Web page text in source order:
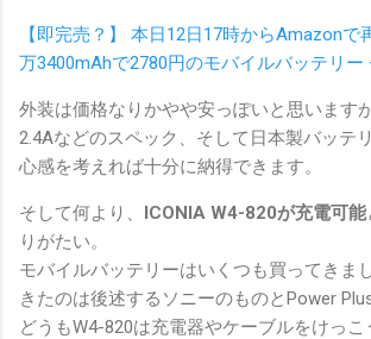
【即完売？】 本日12日17時からAmazonで
万3400mAhで2780円のモバイルバッテリー
外装は価格なりかやや安っぽいと思います
2.4Aなどのスペック、そして日本製バッテ
心感を考えれば十分に納得できます。
そして何より、 ICONIA W4-820が充電可能
りがたい。
モバイルバッテリーはいくつも買ってきま
きたのは後述するソニーのものとPower
どうもW4-820は充電器やケーブルをけっ